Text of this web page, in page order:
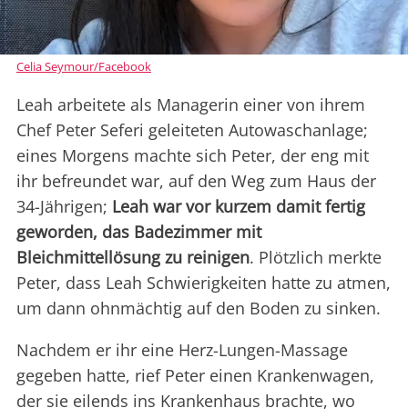
Celia Seymour/Facebook
Leah arbeitete als Managerin einer von ihrem
Chef Peter Seferi geleiteten Autowaschanlage;
eines Morgens machte sich Peter, der eng mit
ihr befreundet war, auf den Weg zum Haus der
34-Jährigen; Leah war vor kurzem damit fertig
geworden, das Badezimmer mit
Bleichmittellösung zu reinigen. Plötzlich merkte
Peter, dass Leah Schwierigkeiten hatte zu atmen,
um dann ohnmächtig auf den Boden zu sinken.
Nachdem er ihr eine Herz-Lungen-Massage
gegeben hatte, rief Peter einen Krankenwagen,
der sie eilends ins Krankenhaus brachte, wo